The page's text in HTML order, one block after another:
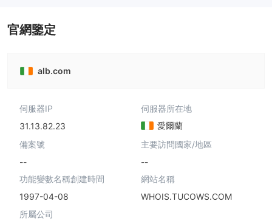
官網鑒定
alb.com
伺服器IP
31.13.82.23
伺服器所在地
愛爾蘭
備案號
--
主要訪問國家/地區
--
功能變數名稱創建時間
1997-04-08
網站名稱
WHOIS.TUCOWS.COM
所屬公司